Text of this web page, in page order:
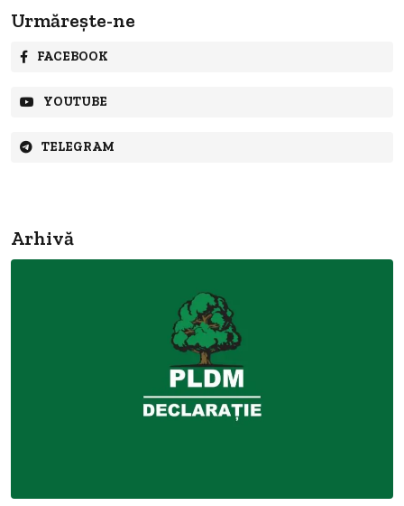
Urmărește-ne
FACEBOOK
YOUTUBE
TELEGRAM
Arhivă